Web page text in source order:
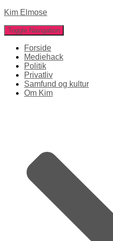
Kim Elmose
Toggle Navigation
Forside
Mediehack
Politik
Privatliv
Samfund og kultur
Om Kim